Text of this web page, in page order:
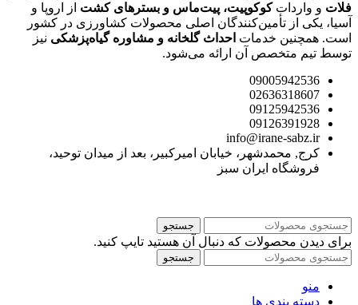
فلات و وارداتکوکوپیت، پیت‌ماس و بسترهای کشت از اروپا و
آسیا، یکی از تأمین‌کنندگان اصلی محصولات کشاورزی در کشور
است. همچنین خدمات احداث گلخانه و مشاوره گیاه‌پزشکی نیز
توسط تیم متخصص آن ارائه می‌شود.
09005942536
02636318607
09125942536
09126391928
info@irane-sabz.ir
کرج, محمدشهر، خیابان امیرکبیر، بعد از میدان توحید،
فروشگاه ایران سبز
جستجو
برای دیدن محصولات که دنبال آن هستید تایپ کنید.
جستجو
منو
دسته بندی ها